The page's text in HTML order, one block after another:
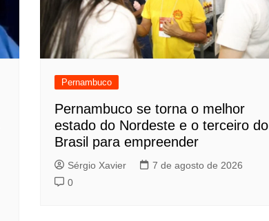
Pernambuco
Pernambuco se torna o melhor
estado do Nordeste e o terceiro do
Brasil para empreender
Sérgio Xavier
7 de agosto de 2026
0